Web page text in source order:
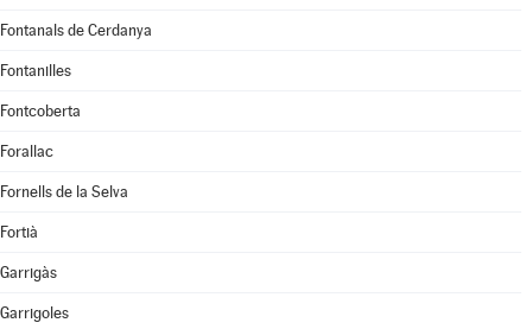
Fontanals de Cerdanya
Fontanilles
Fontcoberta
Forallac
Fornells de la Selva
Fortià
Garrigàs
Garrigoles